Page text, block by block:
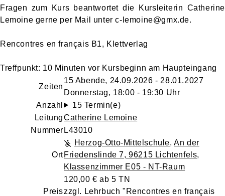
Fragen zum Kurs beantwortet die Kursleiterin Catherine
Lemoine gerne per Mail unter c-lemoine@gmx.de.
Rencontres en français B1, Klettverlag
Treffpunkt: 10 Minuten vor Kursbeginn am Haupteingang
Zeiten
15 Abende, 24.09.2026 - 28.01.2027
Donnerstag, 18:00 - 19:30 Uhr
Anzahl
15 Termin(e)
LeitungCatherine Lemoine
Nummer L43010
Ort
Herzog-Otto-Mittelschule,An der
Friedenslinde 7, 96215 Lichtenfels,
Klassenzimmer E05 - NT-Raum
Preis
120,00 € ab 5 TN
zzgl. Lehrbuch "Rencontres en français